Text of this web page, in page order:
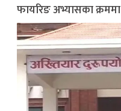
फायरिङ अभ्यासका